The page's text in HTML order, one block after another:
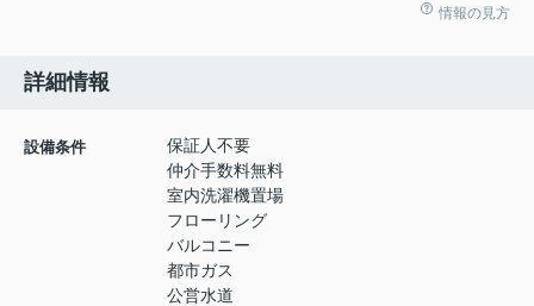
情報の見方
詳細情報
設備条件
保証人不要
仲介手数料無料
室内洗濯機置場
フローリング
バルコニー
都市ガス
公営水道